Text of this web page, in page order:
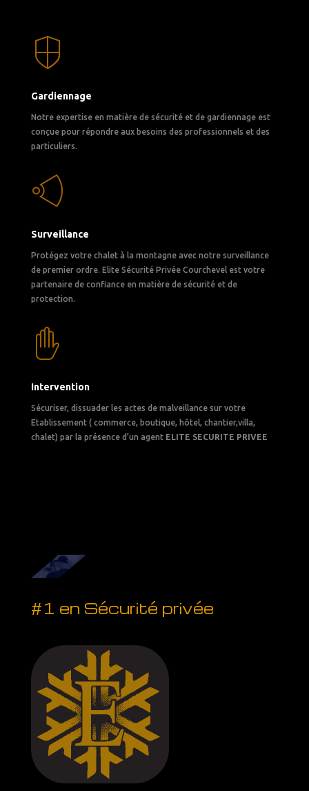
Gardiennage
Notre expertise en matière de sécurité et de gardiennage est
conçue pour répondre aux besoins des professionnels et des
particuliers.
Surveillance
Protégez votre chalet à la montagne avec notre surveillance
de premier ordre. Elite Sécurité Privée Courchevel est votre
partenaire de confiance en matière de sécurité et de
protection.
Intervention
Sécuriser, dissuader les actes de malveillance sur votre
Etablissement ( commerce, boutique, hôtel, chantier,villa,
chalet) par la présence d’un agent ELITE SECURITE PRIVEE
#1 en Sécurité privée